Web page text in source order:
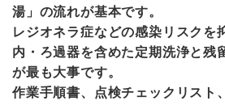
湯」の流れが基本です。
レジオネラ症などの感染リスクを
内・ろ過器を含めた定期洗浄と残
が最も大事です。
作業手順書、点検チェックリスト